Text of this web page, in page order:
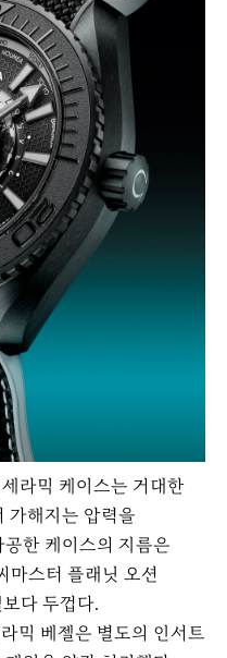
라믹 케이스는 거대한
가해지는 압력을
한 케이스의 지름은
마스터 플래닛 오션
다 두껍다.
믹 베젤은 별도의 인서트